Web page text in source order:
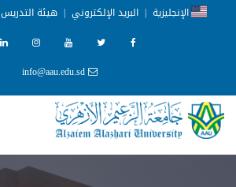
الإنجليزية | البريد الإلكتروني | هيئة التدريس